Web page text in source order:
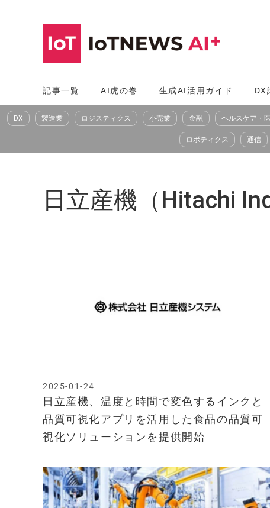
へ
ス
記事一覧 AI虎の巻 生成AI活用ガイド DX
DX 製造業 ロジスティクス 小売業 金融 ヘルスケア・
ロボティクス 通信
日立産機（Hitachi
日立産機、温度と時間で変色するインクと
品質可視化アプリを活用した食品の品質可
視化ソリューションを提供開始
2025-01-24